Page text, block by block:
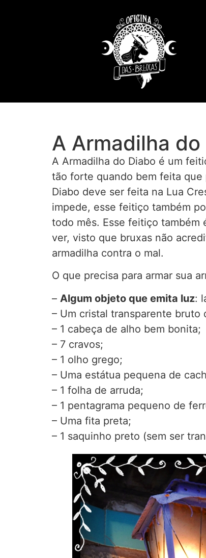
A Armadilha do
A Armadilha do Diabo é um
tão forte quando bem feita que
Diabo deve ser feita na Lua
impede, esse feitiço também
todo mês. Esse feitiço também
ver, visto que bruxas não
armadilha contra o mal.
O que precisa para armar sua
– Algum objeto que emita luz:
– Um cristal transparente bruto
– 1 cabeça de alho bem bonita;
– 7 cravos;
– 1 olho grego;
– Uma estátua pequena de
– 1 folha de arruda;
– 1 pentagrama pequeno de
– Uma fita preta;
– 1 saquinho preto (sem ser